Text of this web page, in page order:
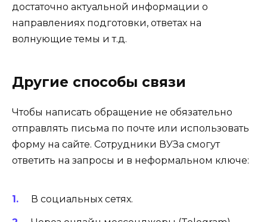
достаточно актуальной информации о
направлениях подготовки, ответах на
волнующие темы и т.д.
Другие способы связи
Чтобы написать обращение не обязательно
отправлять письма по почте или использовать
форму на сайте. Сотрудники ВУЗа смогут
ответить на запросы и в неформальном ключе:
В социальных сетях.